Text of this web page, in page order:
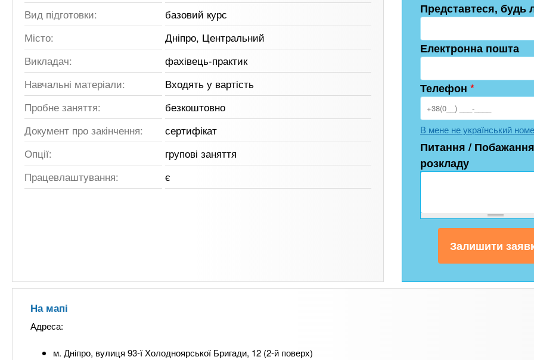
Вид підготовки:
базовий курс
Місто:
Дніпро, Центральний
Викладач:
фахівець-практик
Навчальні матеріали:
Входять у вартість
Пробне заняття:
безкоштовно
Документ про закінчення:
сертифікат
Опції:
групові заняття
Працевлаштування:
є
Представтеся, будь
Електронна пошта
Телефон *
В мене не український
Питання /
розкладу
На мапі
Адреса:
м. Дніпро, вулиця 93-ї Холодноярської Бригади, 12 (2-й поверх)